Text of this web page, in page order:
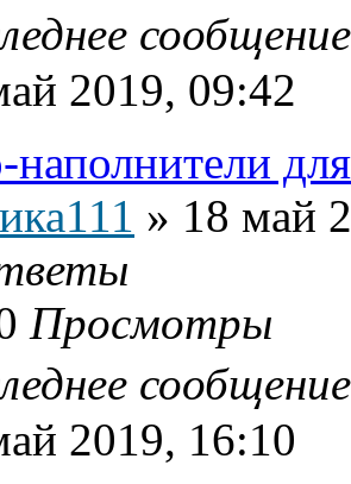
2019, 09:42
» 18 май
Просмотры
2019, 16:10